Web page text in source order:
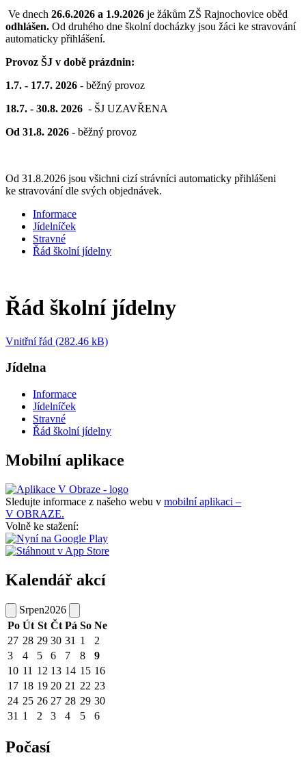
Ve dnech 26.6.2026 a 1.9.2026 je žákům ZŠ Rajnochovice oběd
odhlášen. Od druhého dne školní docházky jsou žáci ke stravování
automaticky přihlášení.
Provoz ŠJ v době prázdnin:
1.7. - 17.7. 2026 - běžný provoz
18.7. - 30.8. 2026 - ŠJ UZAVŘENA
Od 31.8. 2026 - běžný provoz
Od 31.8.2026 jsou všichni cizí strávníci automaticky přihlášeni
ke stravování dle svých objednávek.
Informace
Jídelníček
Stravné
Řád školní jídelny
Řád školní jídelny
Vnitřní řád (282.46 kB)
Jídelna
Informace
Jídelníček
Stravné
Řád školní jídelny
Mobilní aplikace
Sledujte informace z našeho webu v mobilní aplikaci –
V OBRAZE.
Volně ke stažení:
Kalendář akcí
Srpen2026
Po Út St Čt Pá So Ne
27 28 29 30 31 1
2
3
4 5 6 7 8
9
10 11 12 13 14 15 16
17 18 19 20 21 22 23
24 25 26 27 28 29 30
31 1 2 3 4 5 6
Počasí